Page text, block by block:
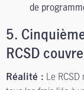
de
5.
RCSD
Réalité : Le